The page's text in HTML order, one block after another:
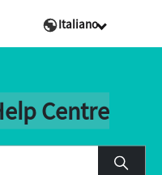
Italiano
Centre